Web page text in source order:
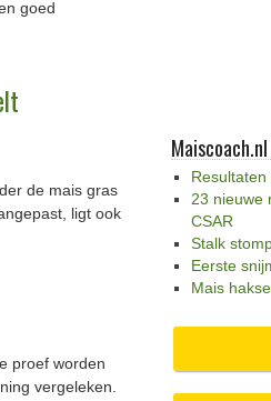
goed
de mais gras
ligt ook
proef worden
vergeleken.
23 nieuwe
CSAR
Stalk
Eerste
Mais